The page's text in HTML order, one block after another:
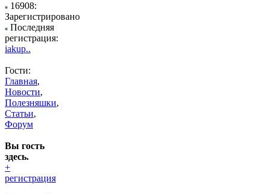
16908:
Зарегистрировано
Последняя
регистрация:
iakup..
Гости:
Главная,
Новости,
Полезняшки,
Статьи,
Форум
Вы гость
здесь.
+
регистрация